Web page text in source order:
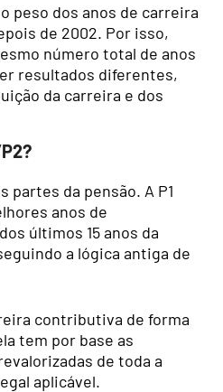
peso dos anos de carreira
de 2002. Por isso,
número total de anos
resultados diferentes,
da carreira e dos
partes da pensão. A P1
anos de
últimos 15 anos da
a lógica antiga de
contributiva de forma
tem por base as
de toda a
aplicável.